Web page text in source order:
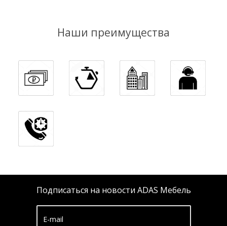
Наши преимущества
Подписаться на новости ADAS Мебель
E-mail